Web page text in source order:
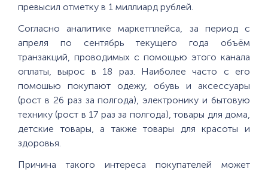
превысил отметку в 1 миллиард рублей.
Согласно аналитике маркетплейса, за период с
апреля по сентябрь текущего года объём
транзакций, проводимых с помощью этого канала
оплаты, вырос в 18 раз. Наиболее часто с его
помошью покупают одежу, обувь и аксессуары
(рост в 26 раз за полгода), электронику и бытовую
технику (рост в 17 раз за полгода), товары для дома,
детские товары, а также товары для красоты и
здоровья.
Причина такого интереса покупателей может